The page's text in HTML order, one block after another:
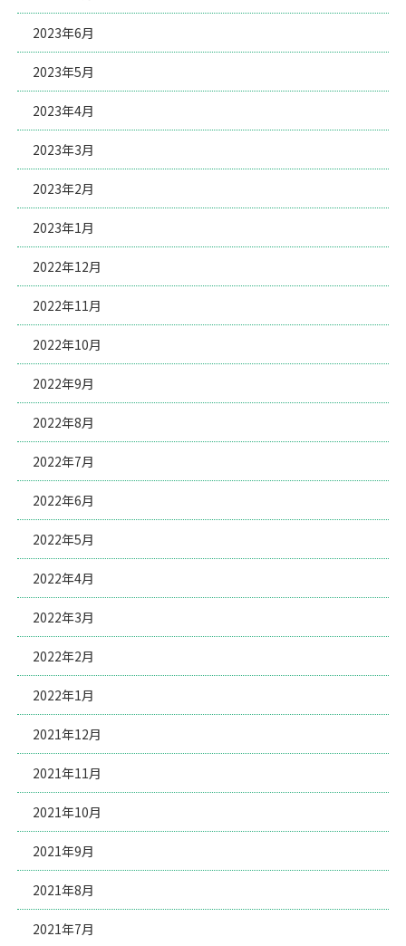
2023年6月
2023年5月
2023年4月
2023年3月
2023年2月
2023年1月
2022年12月
2022年11月
2022年10月
2022年9月
2022年8月
2022年7月
2022年6月
2022年5月
2022年4月
2022年3月
2022年2月
2022年1月
2021年12月
2021年11月
2021年10月
2021年9月
2021年8月
2021年7月